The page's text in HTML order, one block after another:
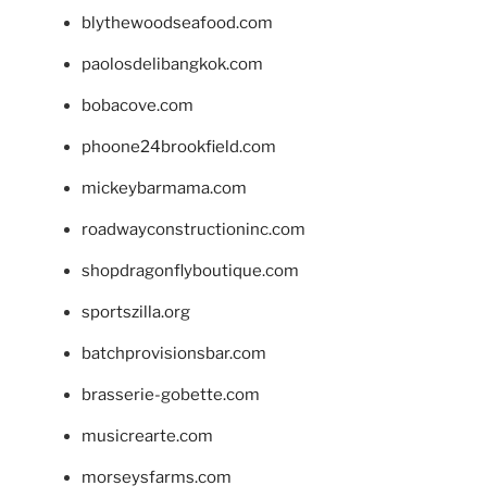
blythewoodseafood.com
paolosdelibangkok.com
bobacove.com
phoone24brookfield.com
mickeybarmama.com
roadwayconstructioninc.com
shopdragonflyboutique.com
sportszilla.org
batchprovisionsbar.com
brasserie-gobette.com
musicrearte.com
morseysfarms.com